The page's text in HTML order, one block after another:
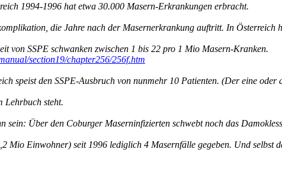
1994-1996 hat etwa 30.000 Masern-Erkrankungen erbracht.
die Jahre nach der Masernerkrankung auftritt. In Österreich
von SSPE schwanken zwischen 1 bis 22 pro 1 Mio Masern-Kranken.
section19/chapter256/256f.htm
speist den SSPE-Ausbruch von nunmehr 10 Patienten. (Der eine
Lehrbuch steht.
sein: Über den Coburger Maserninfizierten schwebt noch das
Mio Einwohner) seit 1996 lediglich 4 Masernfälle gegeben. Und selbst